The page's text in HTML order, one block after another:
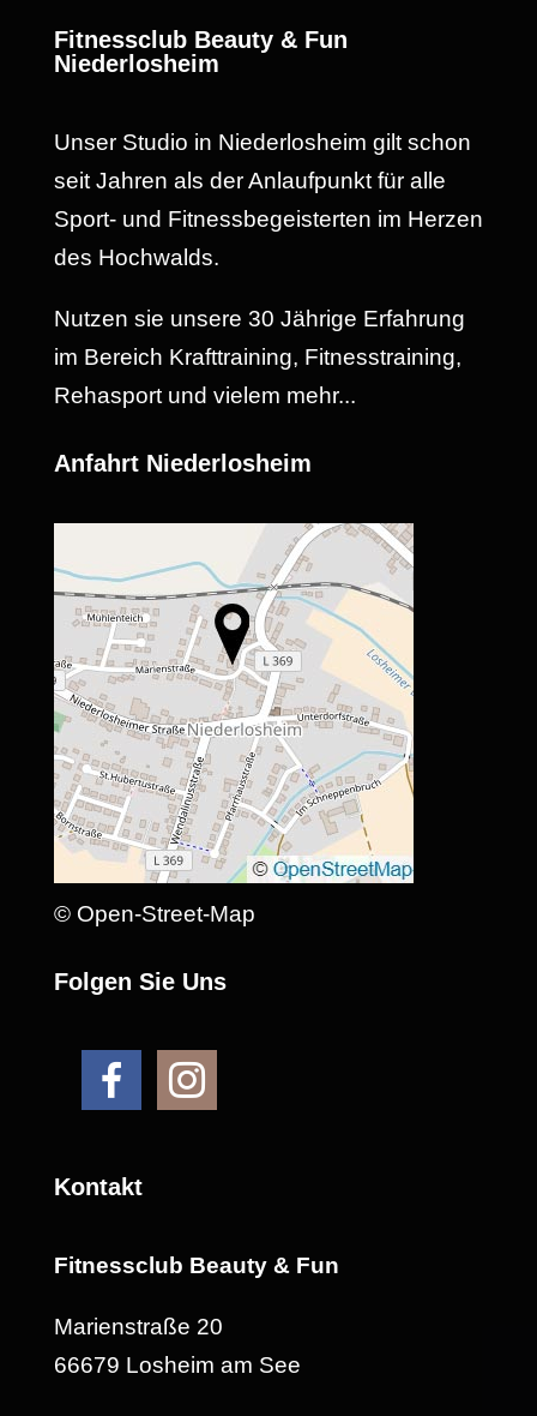
Fitnessclub Beauty & Fun
Niederlosheim
Unser Studio in Niederlosheim gilt schon
seit Jahren als der Anlaufpunkt für alle
Sport- und Fitnessbegeisterten im Herzen
des Hochwalds.
Nutzen sie unsere 30 Jährige Erfahrung
im Bereich Krafttraining, Fitnesstraining,
Rehasport und vielem mehr...
Anfahrt Niederlosheim
© Open-Street-Map
Folgen Sie Uns
Kontakt
Fitnessclub Beauty & Fun
Marienstraße 20
66679 Losheim am See